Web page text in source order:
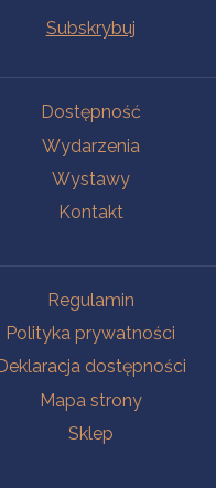
Dostępność
Wydarzenia
Wystawy
Kontakt
Regulamin
Polityka prywatności
Deklaracja dostępności
Mapa strony
Sklep